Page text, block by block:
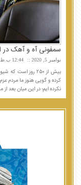
سمفونی آه و آهک در
نوامبر 5, 2020 12:44 ب.ظ
بیش از ۲۵۰ روز
کرده و گویی هنوز ما مردم
نکرده ایم؛ در این میان بعد از